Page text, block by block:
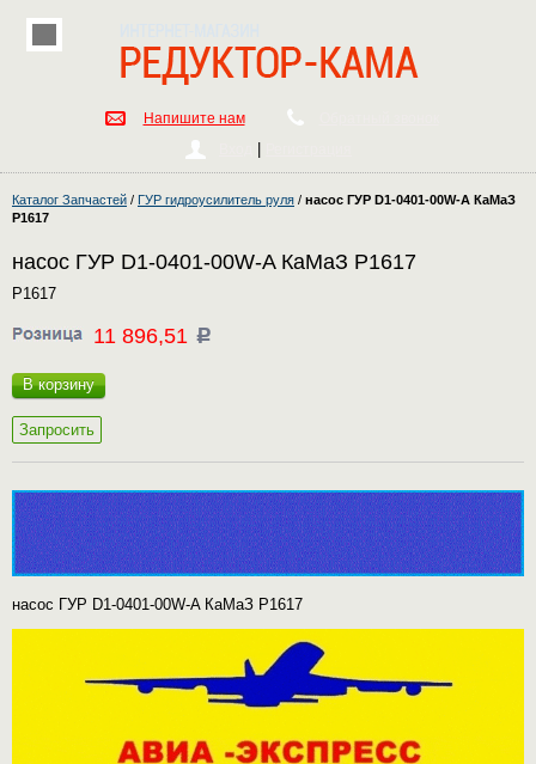
Напишите нам
Каталог Запчастей / ГУР гидроусилитель руля / насос ГУР D1-0401-00W-A КаМаЗ
P1617
насос ГУР D1-0401-00W-A КаМаЗ P1617
P1617
11 896,51 c
В корзину
Запросить
насос ГУР D1-0401-00W-A КаМаЗ P1617